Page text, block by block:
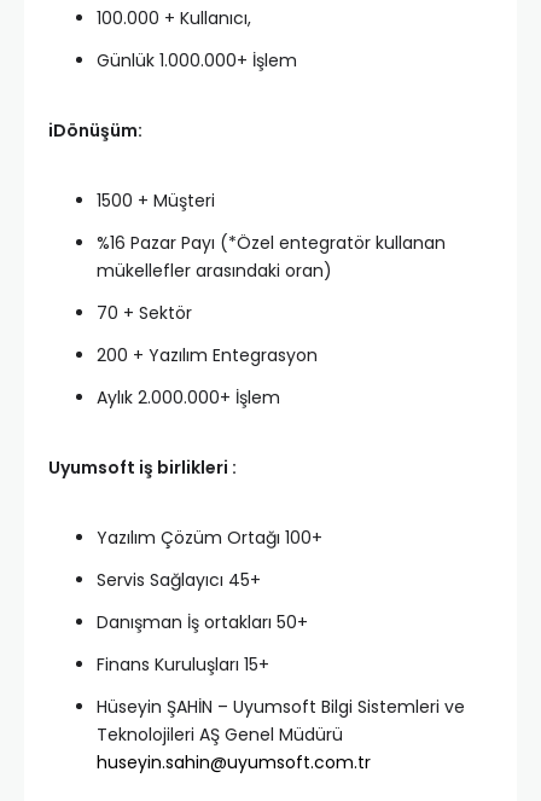
100.000 + Kullanıcı,
Günlük 1.000.000+ İşlem
iDönüşüm:
1500 + Müşteri
%16 Pazar Payı (*Özel entegratör kullanan
mükellefler arasındaki oran)
70 + Sektör
200 + Yazılım Entegrasyon
Aylık 2.000.000+ İşlem
Uyumsoft iş birlikleri :
Yazılım Çözüm Ortağı 100+
Servis Sağlayıcı 45+
Danışman İş ortakları 50+
Finans Kuruluşları 15+
Hüseyin ŞAHİN – Uyumsoft Bilgi Sistemleri ve
Teknolojileri AŞ Genel Müdürü
huseyin.sahin@uyumsoft.com.tr